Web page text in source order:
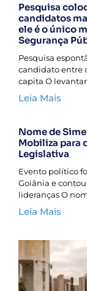
Pesquisa
candidatos
ele é o único
Segurança
Pesquisa
candidato entre
capita O
Leia Mais
Nome de
Mobiliza para
Legislativa
Evento político
Goiânia e
lideranças O
Leia Mais